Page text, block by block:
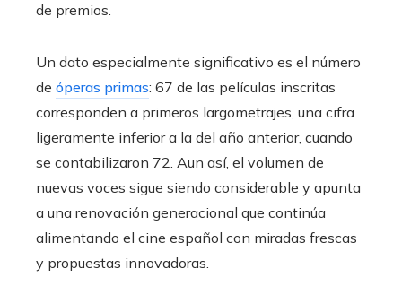
de premios.
Un dato especialmente significativo es el número
de óperas primas: 67 de las películas inscritas
corresponden a primeros largometrajes, una cifra
ligeramente inferior a la del año anterior, cuando
se contabilizaron 72. Aun así, el volumen de
nuevas voces sigue siendo considerable y apunta
a una renovación generacional que continúa
alimentando el cine español con miradas frescas
y propuestas innovadoras.